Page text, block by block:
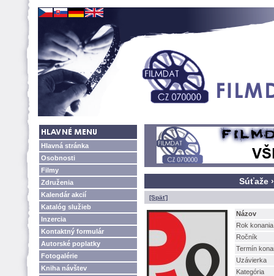
Hlavná stránka
Osobnosti
Filmy
Združenia
Kalendár akcií
Katalóg služieb
Inzercia
Kontaktný formulár
Autorské poplatky
Fotogalérie
Kniha návštev
Súťaže
[Späť]
Názov
Rok konania
Ročník
Termín
Uzávierka
Kategória